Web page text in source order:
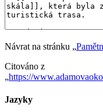
Návrat na stránku „
Citováno z
„https://
Jazyky